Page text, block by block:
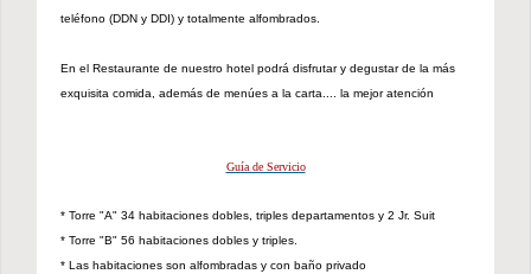
teléfono (DDN y DDI) y totalmente alfombrados.
En el Restaurante de nuestro hotel podrá disfrutar y degustar de la más
exquisita comida, además de menúes a la carta.... la mejor atención
Guía de Servicio
* Torre "A" 34 habitaciones dobles, triples departamentos y 2 Jr. Suit
* Torre "B" 56 habitaciones dobles y triples.
* Las habitaciones son alfombradas y con baño privado